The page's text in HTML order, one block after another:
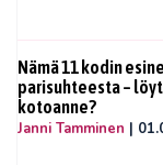
Nämä 11 kodin
parisuhteesta –
kotoanne?
Janni Tamminen |